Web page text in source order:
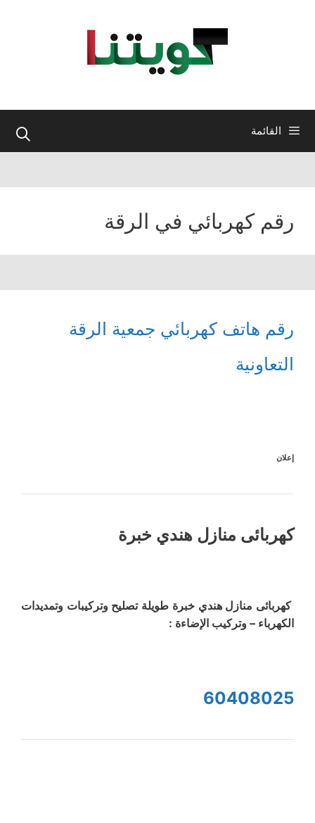
القائمة
رقم كهربائي في الرقة
رقم هاتف كهربائي جمعية الرقة
التعاونية
إعلان
كهربائى منازل هندي خبرة
كهربائى منازل هندي خبرة طويلة تصليح وتركيبات وتمديدات
الكهرباء – وتركيب الإضاءة :
60408025